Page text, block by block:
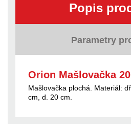
Popis
Parametry
Orion Mašlovačka
Mašlovačka plochá. Materiál:
cm, d. 20 cm.